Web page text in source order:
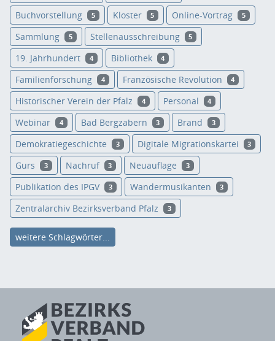
Buchvorstellung 5 Kloster 5 Online-Vortrag 5
Sammlung 5 Stellenausschreibung 5
19. Jahrhundert 4 Bibliothek 4
Familienforschung 4 Französische Revolution 4
Historischer Verein der Pfalz 4 Personal 4
Webinar 4 Bad Bergzabern 3 Brand 3
Demokratiegeschichte 3 Digitale Migrationskartei 3
Gurs 3 Nachruf 3 Neuauflage 3
Publikation des IPGV 3 Wandermusikanten 3
Zentralarchiv Bezirksverband Pfalz 3
weitere Schlagwörter...